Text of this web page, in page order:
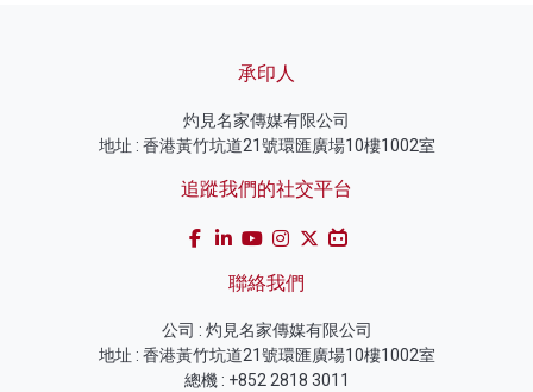
承印人
灼見名家傳媒有限公司
地址 : 香港黃竹坑道21號環匯廣場10樓1002室
追蹤我們的社交平台
聯絡我們
公司 : 灼見名家傳媒有限公司
地址 : 香港黃竹坑道21號環匯廣場10樓1002室
總機 : +852 2818 3011